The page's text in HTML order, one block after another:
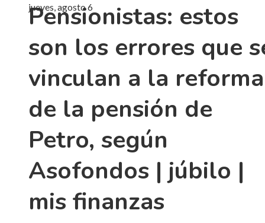
jueves, agosto 6
Pensionistas: estos
son los errores que
vinculan a la reforma
de la pensión de
Petro, según
Asofondos | júbilo |
mis finanzas